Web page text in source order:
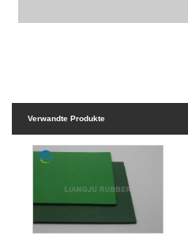
Verwandte Produkte